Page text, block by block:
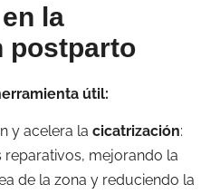
la
postparto
útil:
y acelera la cicatrización:
mejorando la
de la zona y reduciendo la